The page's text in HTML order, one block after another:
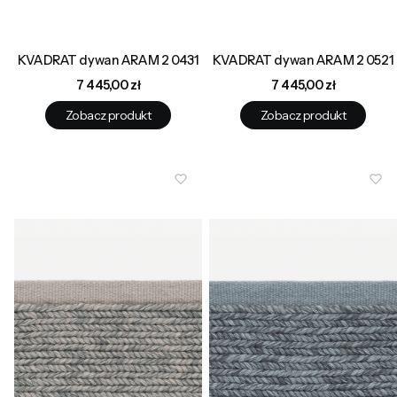
KVADRAT dywan ARAM 2 0431
Cena
7 445,00 zł
Zobacz produkt
KVADRAT dywan ARAM 2 0521
Cena
7 445,00 zł
Zobacz produkt